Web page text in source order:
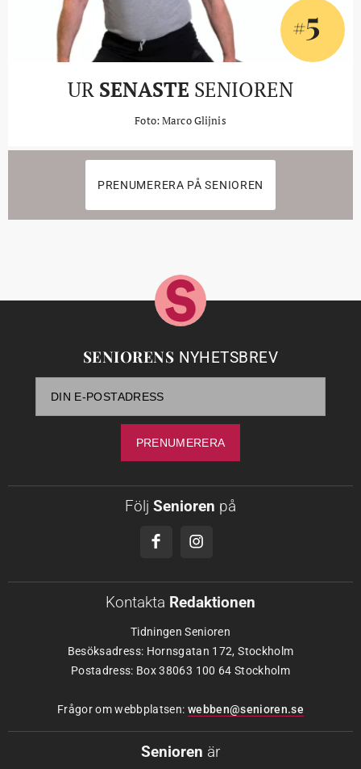
#5
UR SENASTE SENIOREN
Foto: Marco Glijnis
PRENUMERERA PÅ SENIOREN
SENIORENS NYHETSBREV
Följ Senioren på
Kontakta Redaktionen
Tidningen Senioren
Besöksadress: Hornsgatan 172, Stockholm
Postadress: Box 38063 100 64 Stockholm
Frågor om webbplatsen: webben@senioren.se
Senioren är